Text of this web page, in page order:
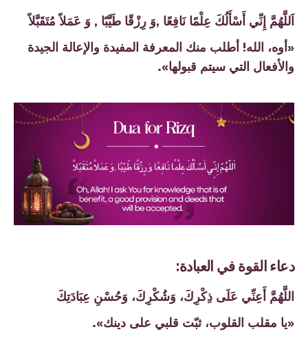
اَللَّهُمَّ إِنِّي أَسْأَلُكَ عِلْمًا نَافِعًا ,وَ رِزْقًا طَيَّبًا , وَ عَمَلاً مُتَقَبَّلاً
«أوه، الله! أطلب منك المعرفة المفيدة والإعالة الجيدة
والأفعال التي سيتم قبولها».
دعاء القوة في العبادة:
اللَّهُمَّ أَعِنِّي عَلَى ذِكْرِكَ، وَشُكْرِكَ، وَحُسْنِ عِبَادَتِكَ
«يا مقلب القلوب، ثبّت قلبي على دينك».